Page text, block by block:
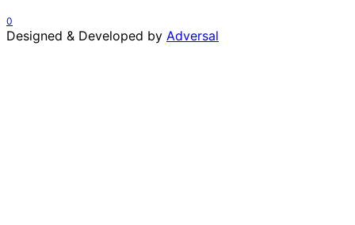
0
Designed & Developed by Adversal